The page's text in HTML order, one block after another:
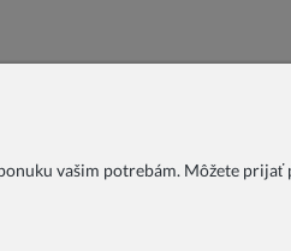
vašim potrebám. Môžete